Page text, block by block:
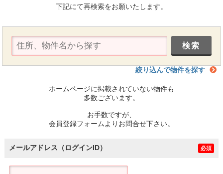
下記にて再検索をお願いたします。
絞り込んで物件を探す
ホームページに掲載されていない物件も
多数ございます。
お手数ですが、
会員登録フォームよりお問合せ下さい。
メールアドレス（ログインID） 必須